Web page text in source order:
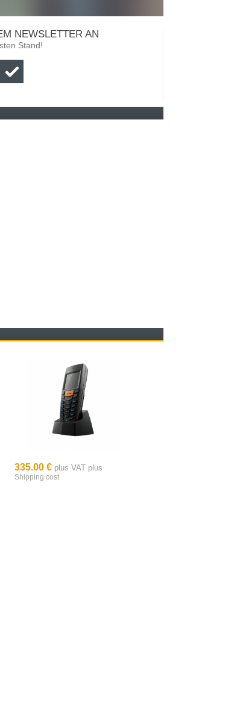
NEWSLETTER AN
Stand!
335.00 €plus VAT plus
Shipping cost